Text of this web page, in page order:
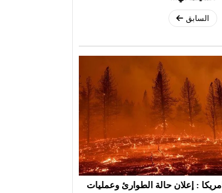
السابق
امريكا : إعلان حالة الطوارئ وعمليات